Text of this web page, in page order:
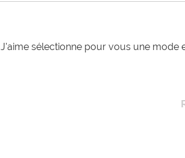
J'aime sélectionne pour vous une mode